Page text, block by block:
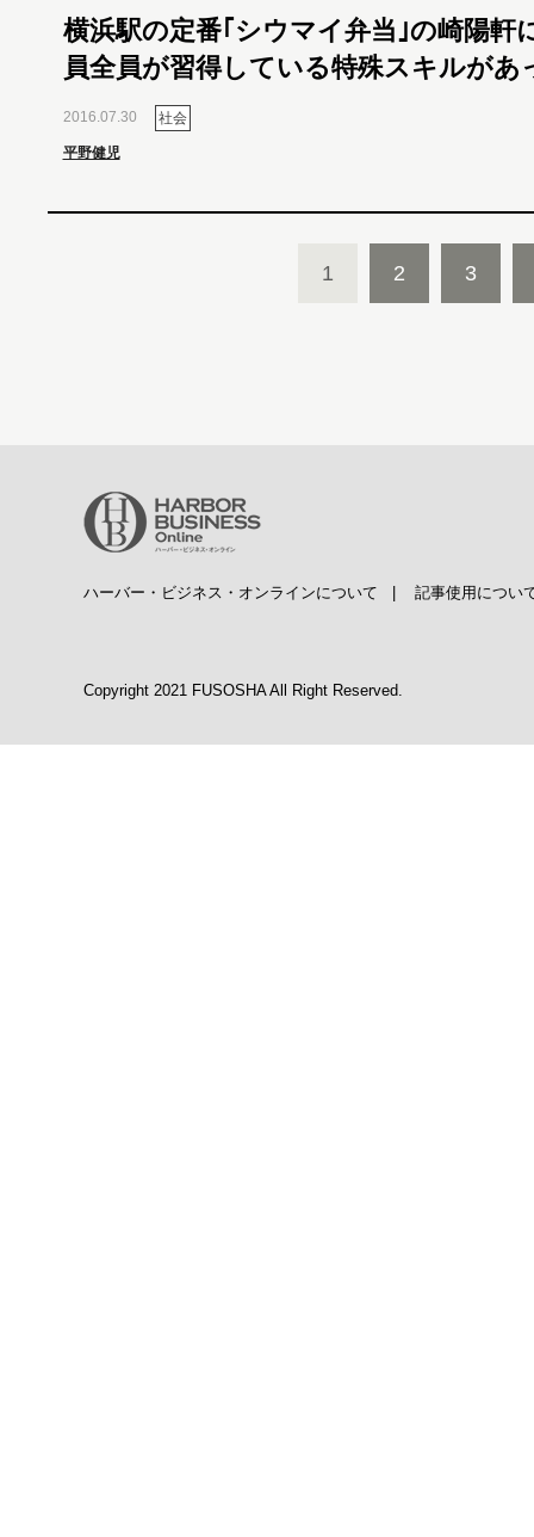
横浜駅の定番｢シウマイ弁当｣の崎陽軒
員全員が習得している特殊スキルがあ
2016.07.30 社会
平野健児
1 2 3
ハーバー・ビジネス・オンラインについて 記事使用につい
Copyright 2021 FUSOSHA All Right Reserved.